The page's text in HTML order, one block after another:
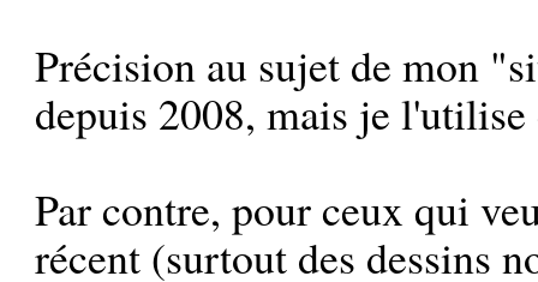
Précision au sujet de mon
depuis 2008, mais je
Par contre, pour ceux qui
récent (surtout des dessins